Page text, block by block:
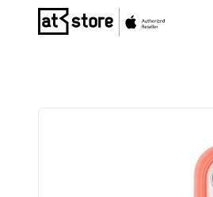
Posjetite početnu stranicu AT Store